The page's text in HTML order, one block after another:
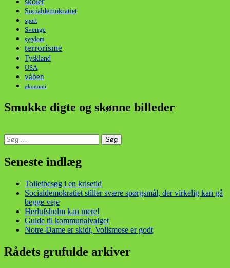
Socialdemokratiet
sport
Sverige
sygdom
terrorisme
Tyskland
USA
våben
økonomi
Smukke digte og skønne billeder
Søg
efter:
Seneste indlæg
Toiletbesøg i en krisetid
Socialdemokratiet stiller svære spørgsmål, der virkelig kan gå
begge veje
Herlufsholm kan mere!
Guide til kommunalvalget
Notre-Dame er skidt, Vollsmose er godt
Rådets grufulde arkiver